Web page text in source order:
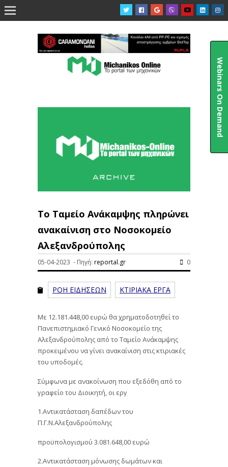

Το Ταμείο Ανάκαμψης πληρώνει
ανακαίνιση στο Νοσοκομείο
Αλεξανδρούπολης
05-04-2023 - Πηγή: reportal.gr 0
ΡΟΗ ΕΙΔΗΣΕΩΝ ΚΤΙΡΙΑΚΑ ΕΡΓΑ
Με 12.181.448,00 ευρώ θα χρηματοδοτηθεί το
Πανεπιστημιακό Γενικό Νοσοκομείο της
Αλεξανδρούπολης από το Ταμείο Ανάκαμψης
προκειμένου να γίνει ανακαίνιση στις κτιριακές
του υποδομές.
Σύμφωνα με ανακοίνωση που εξεδόθη από το
γραφείο του Διοικητή, οι εργ
1.Αντικατάσταση δαπέδων του
Π.Γ.Ν.Αλεξανδρούπολης
προϋπολογισμού 3.081.648,00 ευρώ
2.Αντικατάσταση μόνωσης δωμάτων και
Webinars On Demand